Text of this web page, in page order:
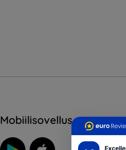
Mobiilisovellus